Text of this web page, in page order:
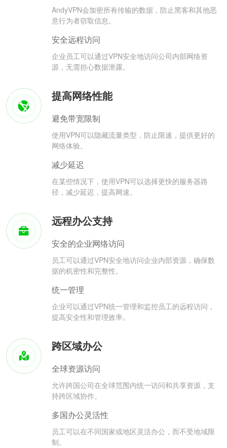
AndyVPN会加密所有传输的数据，防止黑客和其他恶
意行为者窃取信息。
安全远程访问
企业员工可以通过VPN安全地访问公司内部网络资
源，无需担心数据泄露。
提高网络性能
避免带宽限制
使用VPN可以隐藏流量类型，防止限速，提供更好的
网络体验。
减少延迟
在某些情况下，使用VPN可以选择更快的服务器路
径，减少延迟，提高网速。
远程办公支持
安全的企业网络访问
员工可以通过VPN安全地访问企业内部资源，确保数
据的机密性和完整性。
统一管理
企业可以通过VPN统一管理和监控员工的远程访问，
提高安全性和管理效率。
跨区域办公
全球资源访问
允许跨国公司在全球范围内统一访问和共享资源，支
持跨区域协作。
多国办公灵活性
员工可以在不同国家或地区灵活办公，而不受地域限
制。